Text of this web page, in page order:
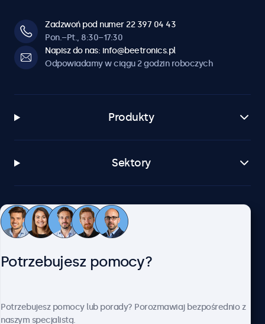
Zadzwoń pod numer 22 397 04 43
Pon.–Pt., 8:30–17:30
Napisz do nas: info@beetronics.pl
Odpowiadamy w ciągu 2 godzin roboczych
Produkty
Sektory
Zastosowania
Obsługa klienta
O firmie Beetronics
Potrzebujesz pomocy?
Potrzebujesz pomocy lub porady? Porozmawiaj bezpośrednio z
naszym specjalistą.